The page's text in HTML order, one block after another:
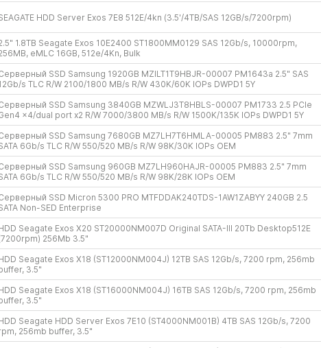
HDD Server Exos 7E8 512E/​4kn (3.5'/​4TB/​SAS 12GB/​s/​7200rpm)
1.8TB Seagate Exos 10E2400 ST1800MM0129 SAS 12Gb/​s, 10000rpm,
eMLC 16GB, 512e/​4Kn, Bulk
SSD Samsung 1920GB MZILT1T9HBJR-00007 PM1643a 2.5" SAS
​s TLC R/​W 2100/​1800 MB/​s R/​W 430K/​60K IOPs DWPD1 5Y
SSD Samsung 3840GB MZWLJ3T8HBLS-00007 PM1733 2.5 PCIe
x4/​dual port x2 R/​W 7000/​3800 MB/​s R/​W 1500K/​135K IOPs DWPD1 5Y
SSD Samsung 7680GB MZ7LH7T6HMLA-00005 PM883 2.5" 7mm
6Gb/​s TLC R/​W 550/​520 MB/​s R/​W 98K/​30K IOPs OEM
SSD Samsung 960GB MZ7LH960HAJR-00005 PM883 2.5" 7mm
6Gb/​s TLC R/​W 550/​520 MB/​s R/​W 98K/​28K IOPs OEM
SSD Micron 5300 PRO MTFDDAK240TDS-1AW1ZABYY 240GB 2.5
Non-SED Enterprise
Seagate Exos X20 ST20000NM007D Original SATA-III 20Tb Desktop512E
256Mb 3.5"
Seagate Exos X18 (ST12000NM004J) 12TB SAS 12Gb/​s, 7200 rpm, 256mb
3.5"
Seagate Exos X18 (ST16000NM004J) 16TB SAS 12Gb/​s, 7200 rpm, 256mb
3.5"
Seagate HDD Server Exos 7E10 (ST4000NM001B) 4TB SAS 12Gb/​s, 7200
256mb buffer, 3.5"